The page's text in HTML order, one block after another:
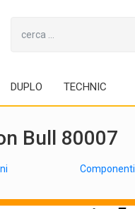
DUPLO TECHNIC
Bull 80007
Componenti